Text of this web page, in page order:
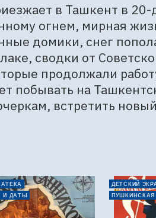
в Ташкент в
огнем, мирная
домики, снег
сводки от
продолжали
побывать на
встретить
И ДАТЫ
ДЕТСКИЙ
ПУШКИНСКАЯ